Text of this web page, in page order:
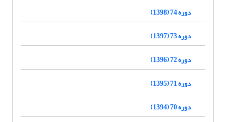
دوره 74 (1398)
دوره 73 (1397)
دوره 72 (1396)
دوره 71 (1395)
دوره 70 (1394)